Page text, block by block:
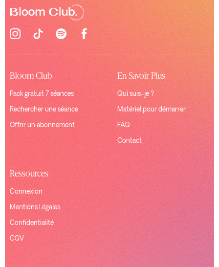
Bloom Club
Pack gratuit 7 séances
Rechercher une séance
Offrir un abonnement
En Savoir Plus
Qui suis-je ?
Matériel pour démarrer
FAQ
Contact
Ressources
Connexion
Mentions Légales
Confidentialité
CGV